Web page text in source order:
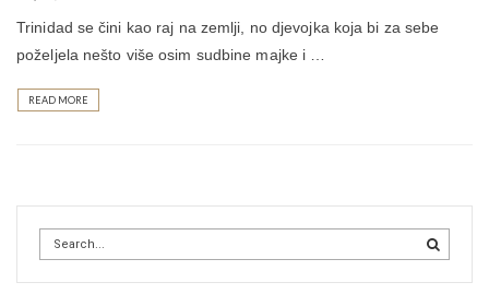
Trinidad se čini kao raj na zemlji, no djevojka koja bi za sebe
poželjela nešto više osim sudbine majke i …
READ MORE